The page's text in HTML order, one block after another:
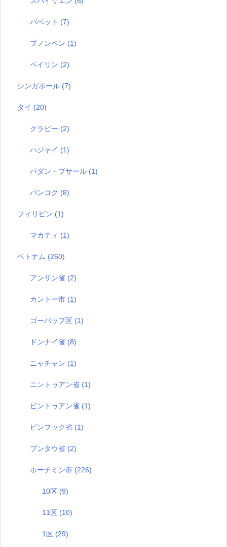
バベット (7)
プノンペン (1)
ペイリン (2)
シンガポール (7)
タイ (20)
クラビー (2)
ハジャイ (1)
パダン・ブサール (1)
バンコク (8)
フィリピン (1)
マカティ (1)
ベトナム (260)
アンザン省 (2)
カントー市 (1)
ゴーバップ区 (1)
ドンナイ省 (8)
ニャチャン (1)
ニントゥアン省 (1)
ビントゥアン省 (1)
ビンフック省 (1)
ブンタウ省 (2)
ホーチミン市 (226)
10区 (9)
11区 (10)
1区 (29)